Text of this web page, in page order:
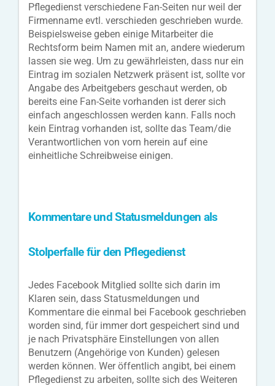
Pflegedienst verschiedene Fan-Seiten nur weil der
Firmenname evtl. verschieden geschrieben wurde.
Beispielsweise geben einige Mitarbeiter die
Rechtsform beim Namen mit an, andere wiederum
lassen sie weg. Um zu gewährleisten, dass nur ein
Eintrag im sozialen Netzwerk präsent ist, sollte vor
Angabe des Arbeitgebers geschaut werden, ob
bereits eine Fan-Seite vorhanden ist derer sich
einfach angeschlossen werden kann. Falls noch
kein Eintrag vorhanden ist, sollte das Team/die
Verantwortlichen von vorn herein auf eine
einheitliche Schreibweise einigen.
Kommentare und Statusmeldungen als
Stolperfalle für den Pflegedienst
Jedes Facebook Mitglied sollte sich darin im
Klaren sein, dass Statusmeldungen und
Kommentare die einmal bei Facebook geschrieben
worden sind, für immer dort gespeichert sind und
je nach Privatsphäre Einstellungen von allen
Benutzern (Angehörige von Kunden) gelesen
werden können. Wer öffentlich angibt, bei einem
Pflegedienst zu arbeiten, sollte sich des Weiteren